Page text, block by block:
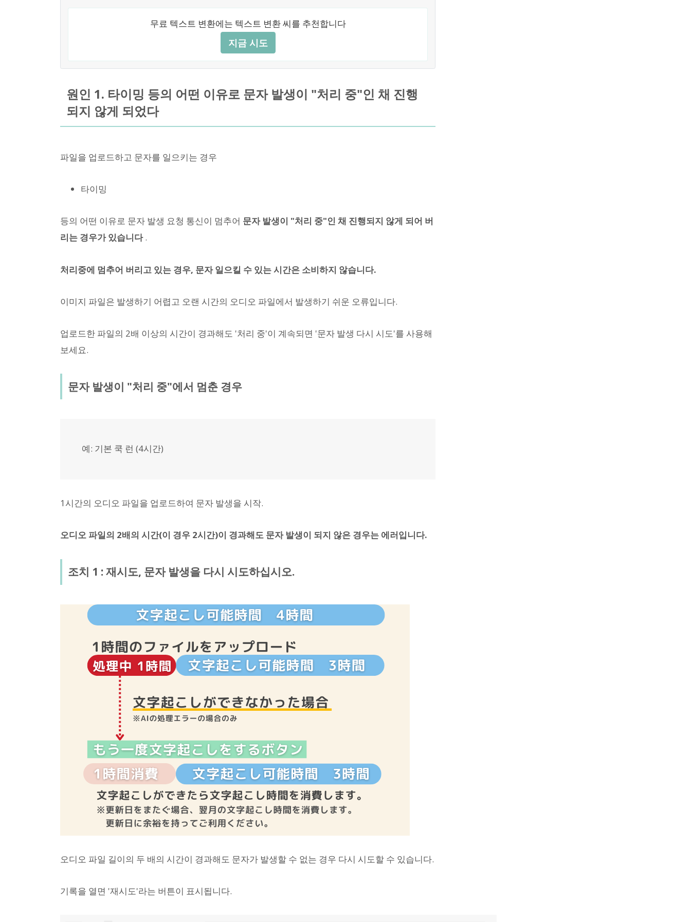
무료 텍스트 변환에는 텍스트 변환 씨를 추천합니다
지금 시도
원인 1. 타이밍 등의 어떤 이유로 문자 발생이 "처리 중"인 채 진행
되지 않게 되었다
파일을 업로드하고 문자를 일으키는 경우
타이밍
등의 어떤 이유로 문자 발생 요청 통신이 멈추어 문자 발생이 "처리 중"인 채 진행되지 않게 되어 버
리는 경우가 있습니다.
처리중에 멈추어 버리고 있는 경우, 문자 일으킬 수 있는 시간은 소비하지 않습니다.
이미지 파일은 발생하기 어렵고 오랜 시간의 오디오 파일에서 발생하기 쉬운 오류입니다.
업로드한 파일의 2배 이상의 시간이 경과해도 '처리 중'이 계속되면 '문자 발생 다시 시도'를 사용해
보세요.
문자 발생이 "처리 중"에서 멈춘 경우
예: 기본 쿡 런 (4시간)
1시간의 오디오 파일을 업로드하여 문자 발생을 시작.
오디오 파일의 2배의 시간(이 경우 2시간)이 경과해도 문자 발생이 되지 않은 경우는 에러입니다.
조치 1 : 재시도, 문자 발생을 다시 시도하십시오.
오디오 파일 길이의 두 배의 시간이 경과해도 문자가 발생할 수 없는 경우 다시 시도할 수 있습니다.
기록을 열면 '재시도'라는 버튼이 표시됩니다.